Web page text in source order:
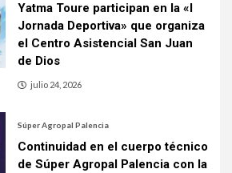
Yatma Toure participan en la «I
Jornada Deportiva» que organiza
el Centro Asistencial San Juan
de Dios
julio 24, 2026
Súper Agropal Palencia
Continuidad en el cuerpo técnico
de Súper Agropal Palencia con la